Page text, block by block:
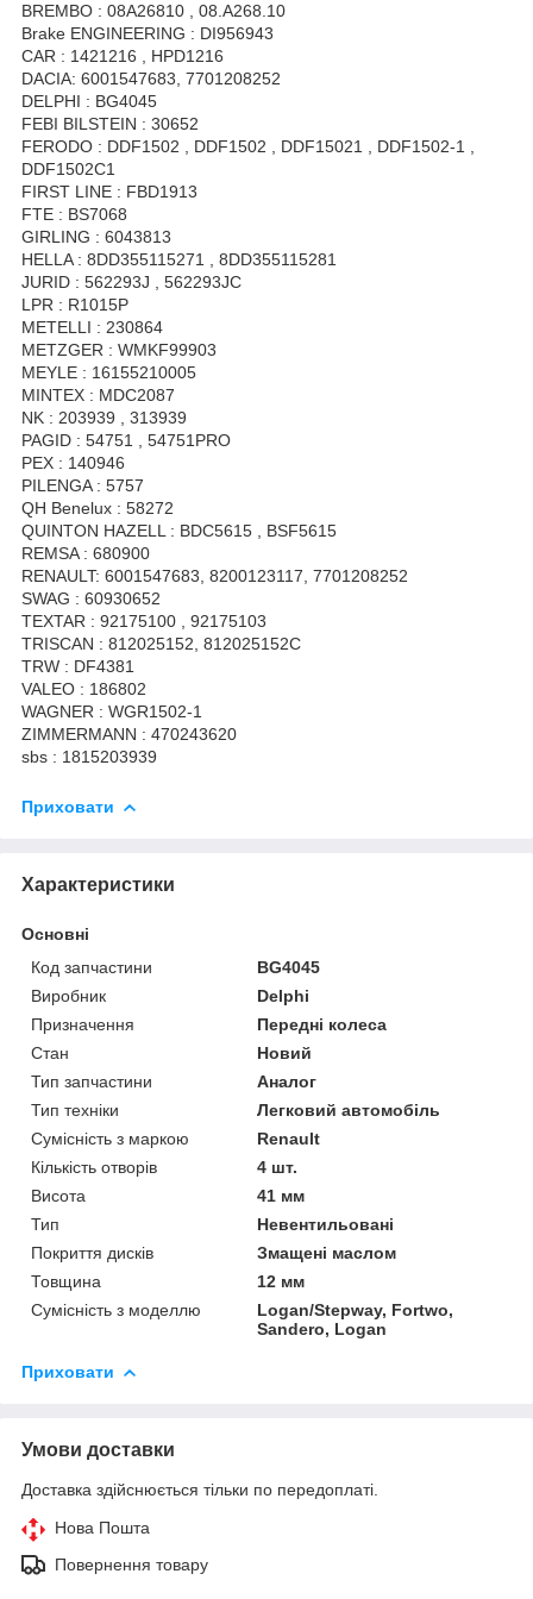
BREMBO : 08A26810 , 08.A268.10
Brake ENGINEERING : DI956943
CAR : 1421216 , HPD1216
DACIA: 6001547683, 7701208252
DELPHI : BG4045
FEBI BILSTEIN : 30652
FERODO : DDF1502 , DDF1502 , DDF15021 , DDF1502-1 ,
DDF1502C1
FIRST LINE : FBD1913
FTE : BS7068
GIRLING : 6043813
HELLA : 8DD355115271 , 8DD355115281
JURID : 562293J , 562293JC
LPR : R1015P
METELLI : 230864
METZGER : WMKF99903
MEYLE : 16155210005
MINTEX : MDC2087
NK : 203939 , 313939
PAGID : 54751 , 54751PRO
PEX : 140946
PILENGA : 5757
QH Benelux : 58272
QUINTON HAZELL : BDC5615 , BSF5615
REMSA : 680900
RENAULT: 6001547683, 8200123117, 7701208252
SWAG : 60930652
TEXTAR : 92175100 , 92175103
TRISCAN : 812025152, 812025152C
TRW : DF4381
VALEO : 186802
WAGNER : WGR1502-1
ZIMMERMANN : 470243620
sbs : 1815203939
Приховати
Характеристики
Основні
Код запчастини
BG4045
Виробник
Delphi
Призначення
Передні колеса
Стан
Новий
Тип запчастини
Аналог
Тип техніки
Легковий автомобіль
Сумісність з маркою
Renault
Кількість отворів
4 шт.
Висота
41 мм
Тип
Невентильовані
Покриття дисків
Змащені маслом
Товщина
12 мм
Сумісність з моделлю
Logan/Stepway, Fortwo,
Sandero, Logan
Приховати
Умови доставки
Доставка здійснюється тільки по передоплаті.
Нова Пошта
Повернення товару